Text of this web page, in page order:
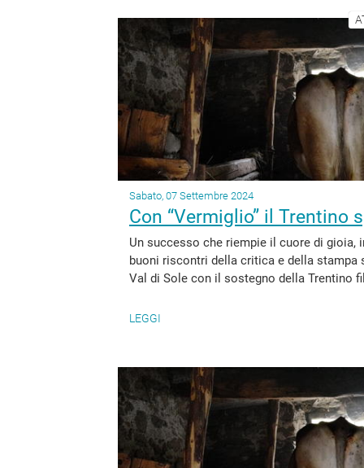
Sabato, 07 Settembre 2024
Con “Vermiglio” il Trentino
Un successo che riempie il cuore di
buoni riscontri della critica e della stampa
Val di Sole con il sostegno della Trentino
LEGGI